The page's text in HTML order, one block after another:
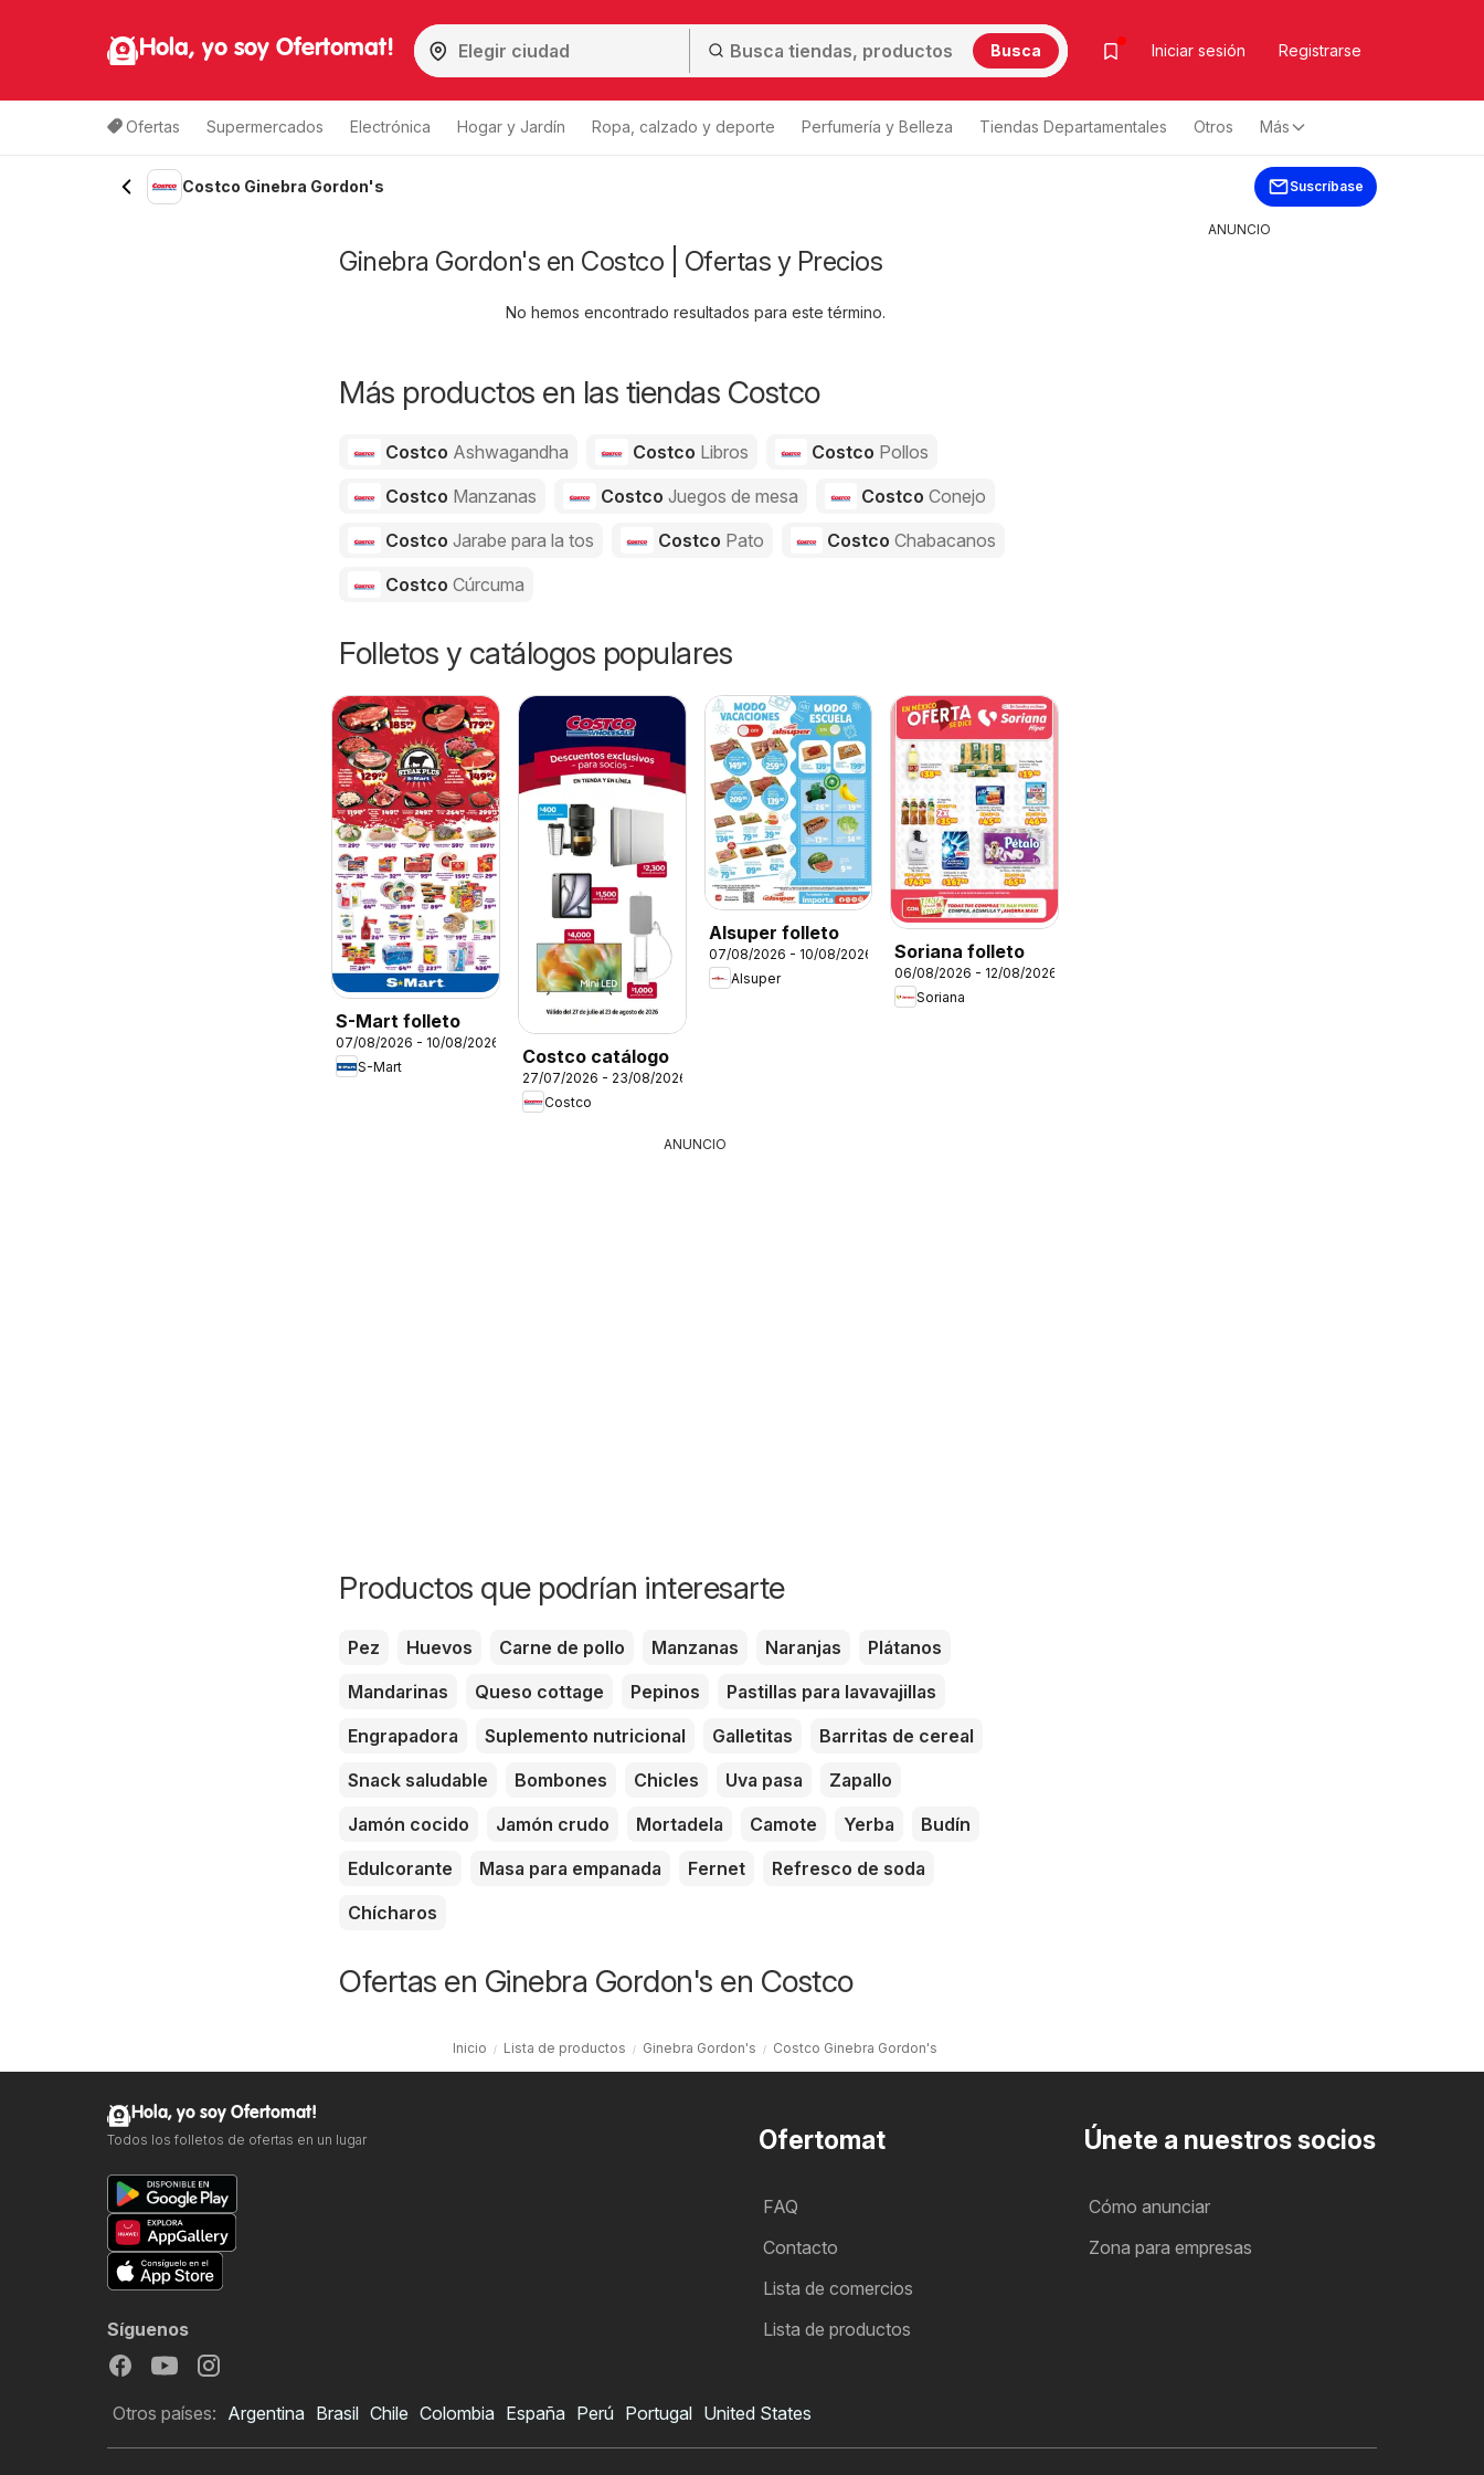
Hola, yo soy Ofertomat! Busca Iniciar sesión Registrarse
Ofertas Supermercados Electrónica Hogar y Jardín Ropa, calzado y deporte Perfumería y Belleza Tiendas Departamentales Otros Más
Costco Ginebra Gordon's Suscríbase
Ginebra Gordon's en Costco | Ofertas y Precios
No hemos encontrado resultados para este término.
Más productos en las tiendas Costco
Costco Ashwagandha Costco Libros Costco Pollos
Costco Manzanas Costco Juegos de mesa CostcoConejo
Costco Jarabe para la tos Costco Pato CostcoChabacanos
Costco Cúrcuma
Folletos y catálogos populares
S-Mart folleto
07/08/2026 - 10/08/2026
S-Mart
Costco catálogo
27/07/2026 - 23/08/2026
Costco
Alsuper folleto
07/08/2026 - 10/08/2026
Alsuper
Soriana folleto
06/08/2026 - 12/08/2026
Soriana
ANUNCIO
Productos que podrían interesarte
Pez Huevos Carne de pollo Manzanas Naranjas
Plátanos
Mandarinas
Queso cottage Pepinos
Pastillas para lavavajillas
Engrapadora
Suplemento nutricional Galletitas
Barritas de cereal
Snack saludable
Bombones Chicles Uva pasa
Zapallo
Jamón cocido
Jamón crudo Mortadela Camote Yerba
Budín
Edulcorante
Masa para empanada Fernet
Refresco de soda
Chícharos
Ofertas en Ginebra Gordon's en Costco
Inicio Lista de productos Ginebra Gordon's Costco Ginebra Gordon's
ANUNCIO
Ofertomat
FAQ
Contacto
Lista de comercios
Lista de productos
Únete a nuestros socios
Cómo anunciar
Zona para empresas
Hola, yo soy Ofertomat!
Todos los folletos de ofertas en un lugar
Síguenos
Otros países: Argentina Brasil Chile Colombia España Perú Portugal United States